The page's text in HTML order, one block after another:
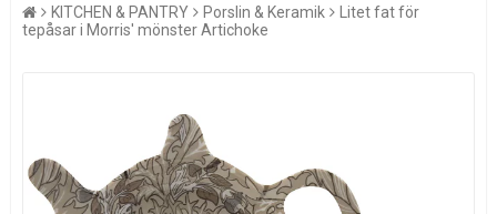
KITCHEN & PANTRY Porslin & Keramik
Litet fat för
tepåsar i Morris' mönster Artichoke